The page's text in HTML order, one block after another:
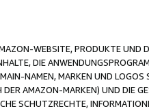
WEBSITE, PRODUKTE UND
DIE
NAMEN, MARKEN UND
DER AMAZON-MARKEN) UND DIE
SCHUTZRECHTE,